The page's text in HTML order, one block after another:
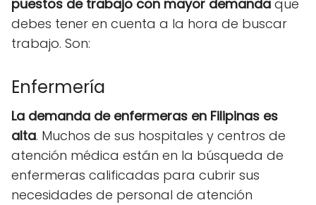
puestos de trabajo con mayor demanda que
debes tener en cuenta a la hora de buscar
trabajo. Son:
Enfermería
La demanda de enfermeras en Filipinas es
alta. Muchos de sus hospitales y centros de
atención médica están en la búsqueda de
enfermeras calificadas para cubrir sus
necesidades de personal de atención